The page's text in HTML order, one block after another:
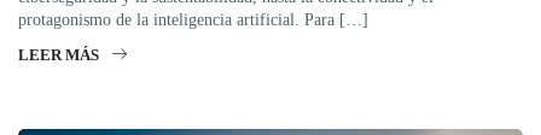
protagonismo de la inteligencia artificial. Para […]
LEER MÁS